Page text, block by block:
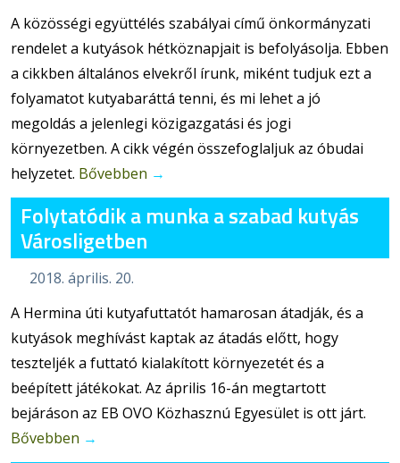
A közösségi együttélés szabályai című önkormányzati
rendelet a kutyások hétköznapjait is befolyásolja. Ebben
a cikkben általános elvekről írunk, miként tudjuk ezt a
folyamatot kutyabaráttá tenni, és mi lehet a jó
megoldás a jelenlegi közigazgatási és jogi
környezetben. A cikk végén összefoglaljuk az óbudai
helyzetet. Bővebben →
Folytatódik a munka a szabad kutyás
Városligetben
2018. április. 20.
A Hermina úti kutyafuttatót hamarosan átadják, és a
kutyások meghívást kaptak az átadás előtt, hogy
teszteljék a futtató kialakított környezetét és a
beépített játékokat. Az április 16-án megtartott
bejáráson az EB OVO Közhasznú Egyesület is ott járt.
Bővebben →